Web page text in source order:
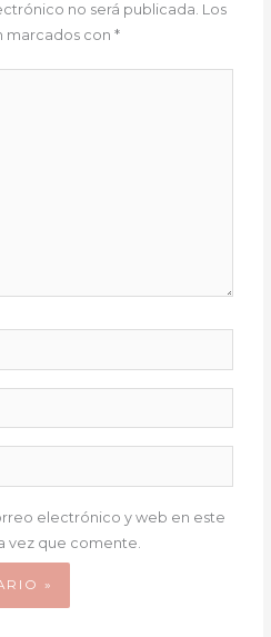
no será publicada. Los
marcados con*
electrónico y web en este
vez que comente.